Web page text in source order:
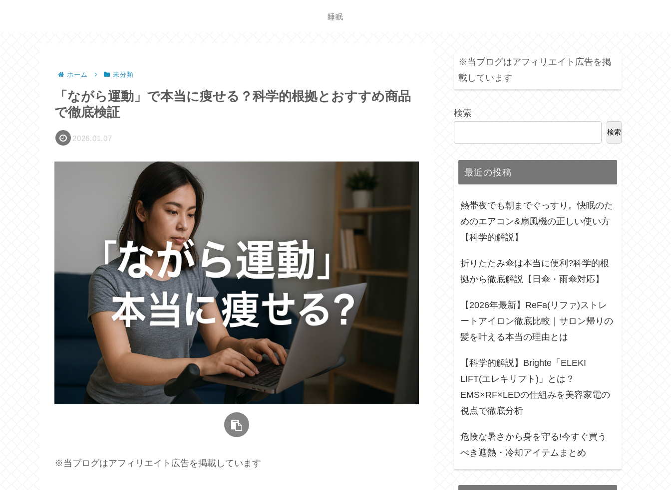
睡眠
ホーム 未分類
「ながら運動」で本当に痩せる？科学的根拠とおすすめ商品
で徹底検証
2026.01.07
※当ブログはアフィリエイト広告を掲載しています
※当ブログはアフィリエイト広告を掲
載しています
検索
検索
最近の投稿
熱帯夜でも朝までぐっすり。快眠のた
めのエアコン&扇風機の正しい使い方
【科学的解説】
折りたたみ傘は本当に便利?科学的根
拠から徹底解説【日傘・雨傘対応】
【2026年最新】ReFa(リファ)ストレ
ートアイロン徹底比較｜サロン帰りの
髪を叶える本当の理由とは
【科学的解説】Brighte「ELEKI
LIFT(エレキリフト)」とは？
EMS×RF×LEDの仕組みを美容家電の
視点で徹底分析
危険な暑さから身を守る!今すぐ買う
べき遮熱・冷却アイテムまとめ